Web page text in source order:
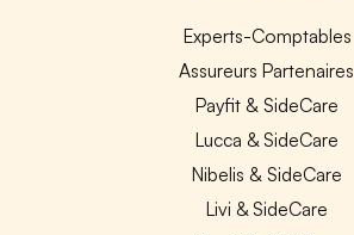
Experts-Comptables
Assureurs Partenaires
Payfit & SideCare
Lucca & SideCare
Nibelis & SideCare
Livi & SideCare